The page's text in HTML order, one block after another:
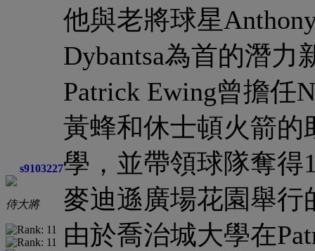
s9103227
侍大將
他與老將球星
Dybantsa為首的潛
Patrick Ewing曾擔任
黃蜂和休士頓火箭的
學，並帶領球隊奪得
麥迪遜廣場花園舉行
由於喬治城大學在